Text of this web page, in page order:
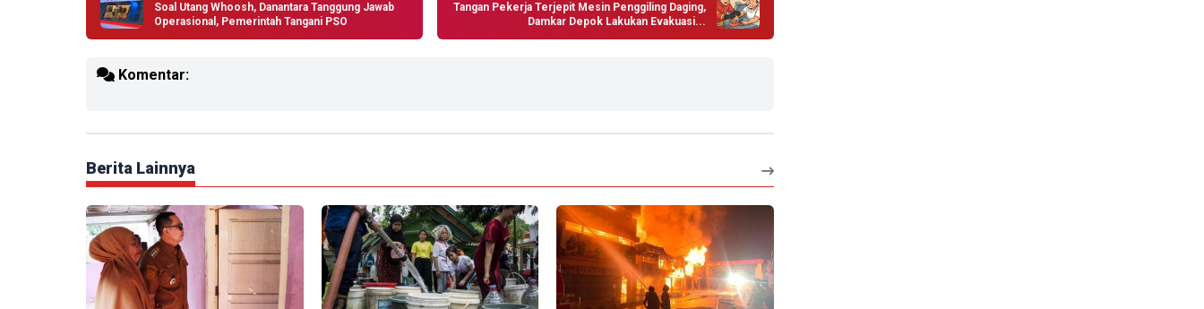
Soal Utang Whoosh, Danantara Tanggung Jawab
Operasional, Pemerintah Tangani PSO
Tangan Pekerja Terjepit Mesin Penggiling Daging,
Damkar Depok Lakukan Evakuasi...
Komentar:
Berita Lainnya